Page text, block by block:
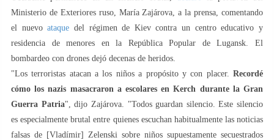
Ministerio de Exteriores ruso, María Zajárova, a la prensa, comentando
el nuevoataque del régimen de Kiev contra un centro educativo y
residencia de menores en la República Popular de Lugansk. El
bombardeo con drones dejó decenas de heridos.
"Los terroristas atacan a los niños a propósito y con placer. Recordé
cómo los nazis masacraron a escolares en Kerch durante la Gran
Guerra Patria", dijo Zajárova. "Todos guardan silencio. Este silencio
es especialmente brutal entre quienes escuchan habitualmente las noticias
falsas de [Vladímir] Zelenski sobre niños supuestamente secuestrados